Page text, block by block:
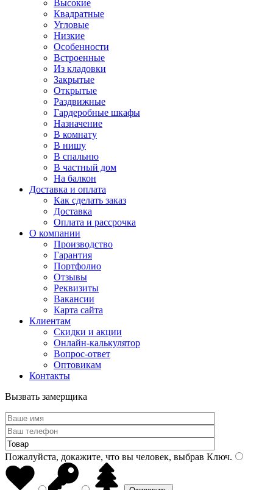
Высокие
Квадратные
Угловые
Низкие
Особенности
Встроенные
Из кладовки
Закрытые
Открытые
Раздвижные
Гардеробные шкафы
Назначение
В комнату
В нишу
В спальню
В частный дом
На балкон
Доставка и оплата
Как сделать заказ
Доставка
Оплата и рассрочка
О компании
Производство
Гарантия
Портфолио
Отзывы
Реквизиты
Вакансии
Карта сайта
Клиентам
Скидки и акции
Онлайн-калькулятор
Вопрос-ответ
Оптовикам
Контакты
Вызвать замерщика
Пожалуйста, докажите, что вы человек, выбрав Ключ.